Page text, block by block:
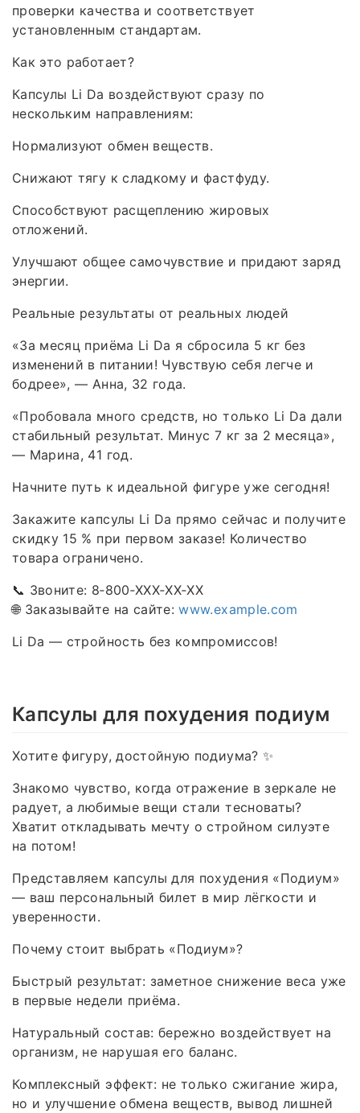
проверки качества и соответствует
установленным стандартам.
Как это работает?
Капсулы Li Da воздействуют сразу по
нескольким направлениям:
Нормализуют обмен веществ.
Снижают тягу к сладкому и фастфуду.
Способствуют расщеплению жировых
отложений.
Улучшают общее самочувствие и придают заряд
энергии.
Реальные результаты от реальных людей
«За месяц приёма Li Da я сбросила 5 кг без
изменений в питании! Чувствую себя легче и
бодрее», — Анна, 32 года.
«Пробовала много средств, но только Li Da дали
стабильный результат. Минус 7 кг за 2 месяца»,
— Марина, 41 год.
Начните путь к идеальной фигуре уже сегодня!
Закажите капсулы Li Da прямо сейчас и получите
скидку 15 % при первом заказе! Количество
товара ограничено.
📞 Звоните: 8‑800‑XXX‑XX‑XX
🌐 Заказывайте на сайте:www.example.com
Li Da — стройность без компромиссов!
Капсулы для похудения подиум
Хотите фигуру, достойную подиума? ✨
Знакомо чувство, когда отражение в зеркале не
радует, а любимые вещи стали тесноваты?
Хватит откладывать мечту о стройном силуэте
на потом!
Представляем капсулы для похудения «Подиум»
— ваш персональный билет в мир лёгкости и
уверенности.
Почему стоит выбрать «Подиум»?
Быстрый результат: заметное снижение веса уже
в первые недели приёма.
Натуральный состав: бережно воздействует на
организм, не нарушая его баланс.
Комплексный эффект: не только сжигание жира,
но и улучшение обмена веществ, вывод лишней